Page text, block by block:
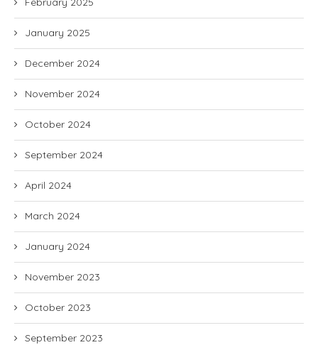
January 2025
December 2024
November 2024
October 2024
September 2024
April 2024
March 2024
January 2024
November 2023
October 2023
September 2023